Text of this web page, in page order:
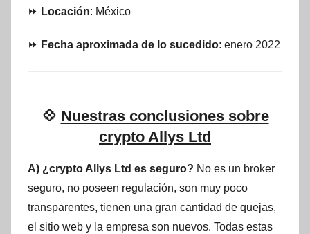
⏩ Locación: México
⏩ Fecha aproximada de lo sucedido: enero 2022
💠 Nuestras conclusiones sobre
crypto Allys Ltd
A) ¿crypto Allys Ltd es seguro? No es un broker
seguro, no poseen regulación, son muy poco
transparentes, tienen una gran cantidad de quejas,
el sitio web y la empresa son nuevos. Todas estas